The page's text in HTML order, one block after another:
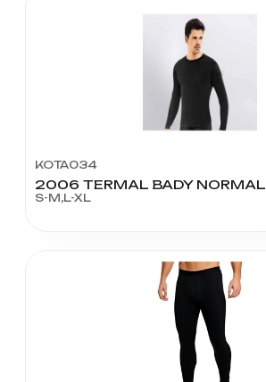
KOTA034
2006 TERMAL BADY NORMAL
S-M,L-XL